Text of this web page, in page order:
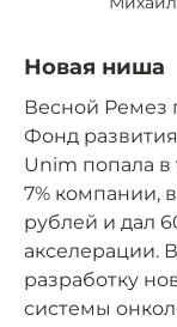
Новая ниша
Весной Ремез
Фонд
Unim попала в
7% компании,
рублей и дал
акселерации.
разработку
системы